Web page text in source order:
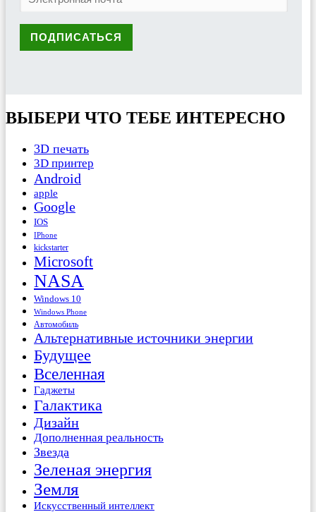
ВЫБЕРИ ЧТО ТЕБЕ ИНТЕРЕСНО
3D печать
3D принтер
Android
apple
Google
IOS
IPhone
kickstarter
Microsoft
NASA
Windows 10
Windows Phone
Автомобиль
Альтернативные источники энергии
Будущее
Вселенная
Гаджеты
Галактика
Дизайн
Дополненная реальность
Звезда
Зеленая энергия
Земля
Искусственный интеллект